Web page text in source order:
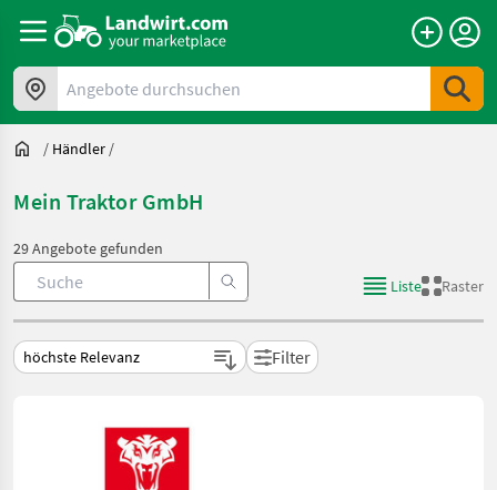
Angebote durchsuchen
/ Händler /
Mein Traktor GmbH
29 Angebote gefunden
Liste
Raster
Filter